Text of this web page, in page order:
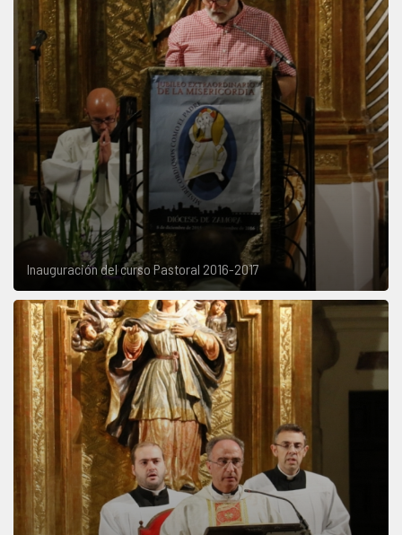
Inauguración del curso Pastoral 2016-2017